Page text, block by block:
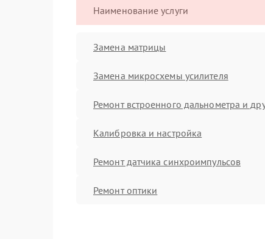
Наименование услуги
Замена матрицы
Замена микросхемы усилителя
Ремонт встроенного дальнометра и
Калибровка и настройка
Ремонт датчика синхроимпульсов
Ремонт оптики